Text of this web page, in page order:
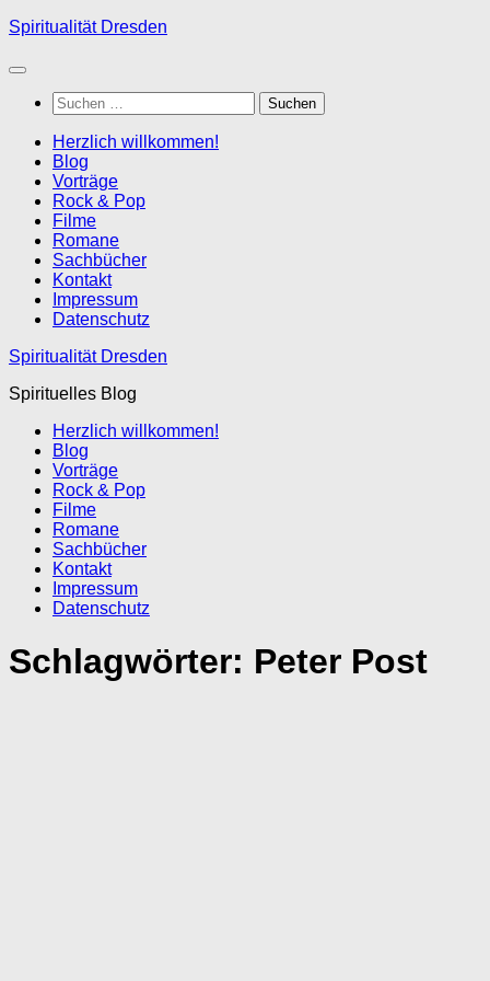
Zum
springen
Spiritualität Dresden
Suchen
nach:
Herzlich willkommen!
Blog
Vorträge
Rock & Pop
Filme
Romane
Sachbücher
Kontakt
Impressum
Datenschutz
Spiritualität Dresden
Spirituelles Blog
Herzlich willkommen!
Blog
Vorträge
Rock & Pop
Filme
Romane
Sachbücher
Kontakt
Impressum
Datenschutz
Schlagwörter: Peter Post